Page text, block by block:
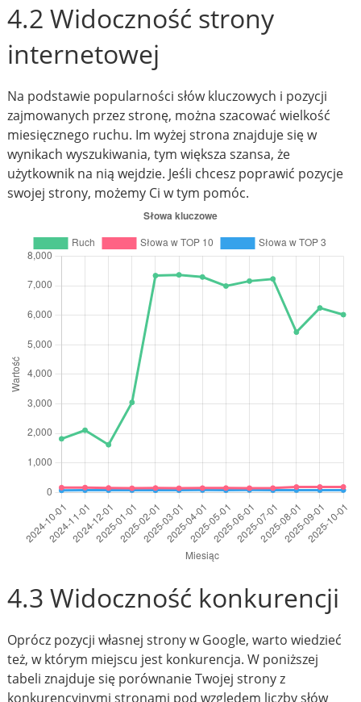
4.2 Widoczność strony
internetowej
Na podstawie popularności słów kluczowych i pozycji
zajmowanych przez stronę, można szacować wielkość
miesięcznego ruchu. Im wyżej strona znajduje się w
wynikach wyszukiwania, tym większa szansa, że
użytkownik na nią wejdzie. Jeśli chcesz poprawić pozycje
swojej strony, możemy Ci w tym pomóc.
4.3 Widoczność konkurencji
Oprócz pozycji własnej strony w Google, warto wiedzieć
też, w którym miejscu jest konkurencja. W poniższej
tabeli znajduje się porównanie Twojej strony z
konkurencyjnymi stronami pod względem liczby słów